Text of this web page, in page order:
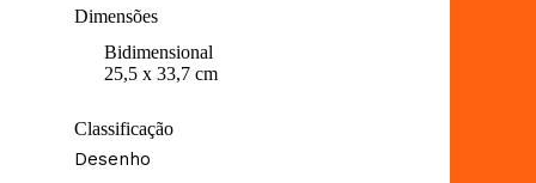
Dimensões
Bidimensional
25,5 x 33,7 cm
Classificação
Desenho